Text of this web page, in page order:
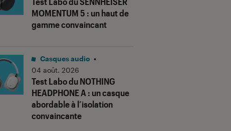
MOMENTUM 5 : un haut de
gamme convaincant
Test Labo du NOTHING
HEADPHONE A : un casque
abordable à l’isolation
convaincante
Casques audio •
04 août. 2026